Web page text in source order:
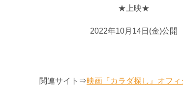
★上映★
2022年10月14日(金)公開
関連サイト⇒映画『カラダ探し』オフィ